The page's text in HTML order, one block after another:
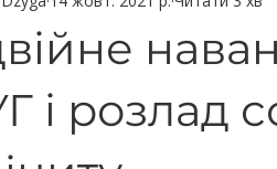
і розлад